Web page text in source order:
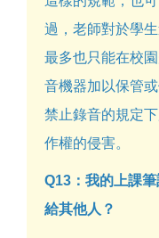
過，老師對於學
最多也只能在校
音機器加以保管
禁止錄音的規定
作權的侵害。
Q13：我的上課
給其他人？